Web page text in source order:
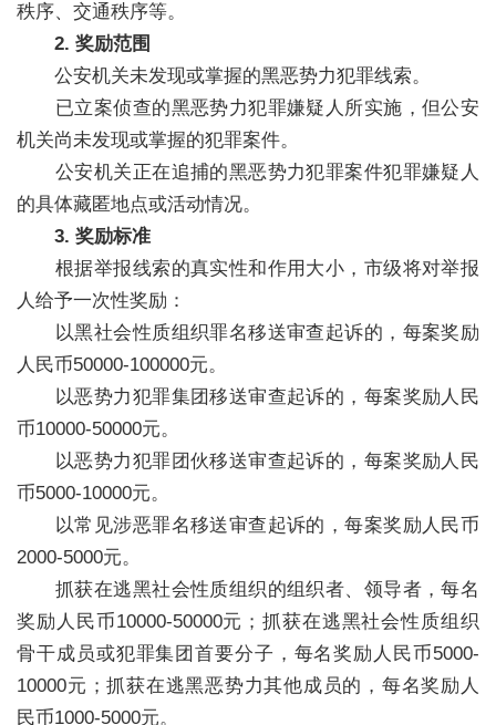
秩序、交通秩序等。
2. 奖励范围
公安机关未发现或掌握的黑恶势力犯罪线索。
已立案侦查的黑恶势力犯罪嫌疑人所实施，但公安
机关尚未发现或掌握的犯罪案件。
公安机关正在追捕的黑恶势力犯罪案件犯罪嫌疑人
的具体藏匿地点或活动情况。
3. 奖励标准
根据举报线索的真实性和作用大小，市级将对举报
人给予一次性奖励：
以黑社会性质组织罪名移送审查起诉的，每案奖励
人民币50000-100000元。
以恶势力犯罪集团移送审查起诉的，每案奖励人民
币10000-50000元。
以恶势力犯罪团伙移送审查起诉的，每案奖励人民
币5000-10000元。
以常见涉恶罪名移送审查起诉的，每案奖励人民币
2000-5000元。
抓获在逃黑社会性质组织的组织者、领导者，每名
奖励人民币10000-50000元；抓获在逃黑社会性质组织
骨干成员或犯罪集团首要分子，每名奖励人民币5000-
10000元；抓获在逃黑恶势力其他成员的，每名奖励人
民币1000-5000元。